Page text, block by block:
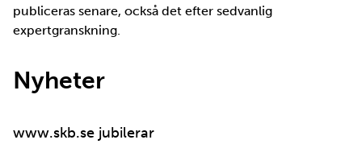
publiceras senare, också det efter sedvanlig
expertgranskning.
Nyheter
www.skb.se jubilerar